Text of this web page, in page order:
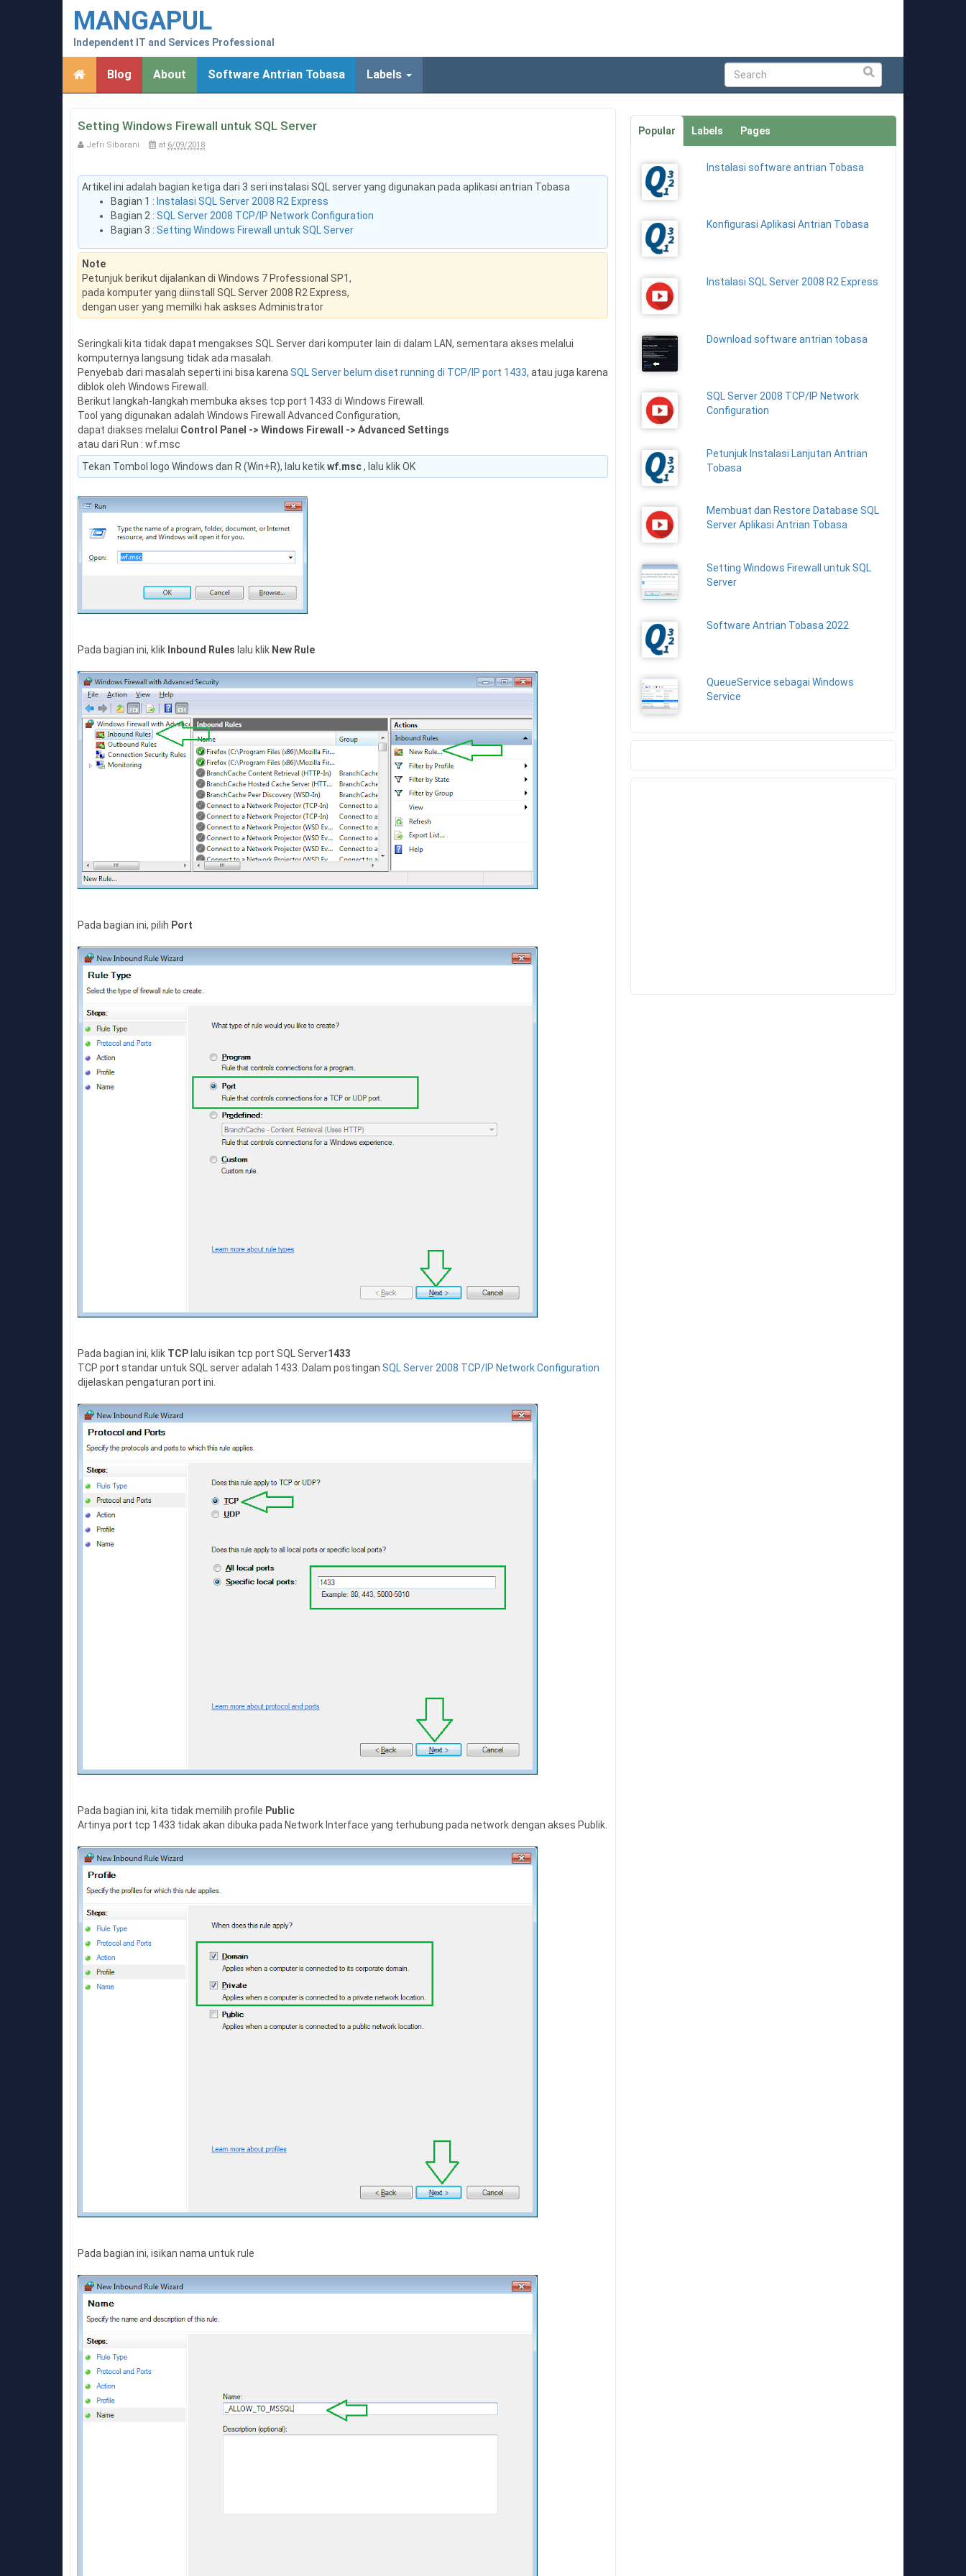
MANGAPUL
Independent IT and Services Professional
Blog About Software Antrian Tobasa Labels Submit
Setting Windows Firewall untuk SQL Server
Jefri Sibarani at 6/09/2018
Artikel ini adalah bagian ketiga dari 3 seri instalasi SQL server yang digunakan pada aplikasi antrian Tobasa
Bagian 1 : Instalasi SQL Server 2008 R2 Express
Bagian 2 : SQL Server 2008 TCP/IP Network Configuration
Bagian 3 : Setting Windows Firewall untuk SQL Server
Note
Petunjuk berikut dijalankan di Windows 7 Professional SP1,
pada komputer yang diinstall SQL Server 2008 R2 Express,
dengan user yang memilki hak askses Administrator
Seringkali kita tidak dapat mengakses SQL Server dari komputer lain di dalam LAN, sementara akses melalui
komputernya langsung tidak ada masalah.
Penyebab dari masalah seperti ini bisa karena SQL Server belum diset running di TCP/IP port 1433, atau juga karena
diblok oleh Windows Firewall.
Berikut langkah-langkah membuka akses tcp port 1433 di Windows Firewall.
Tool yang digunakan adalah Windows Firewall Advanced Configuration,
dapat diakses melalui Control Panel -> Windows Firewall -> Advanced Settings
atau dari Run : wf.msc
Tekan Tombol logo Windows dan R (Win+R), lalu ketikwf.msc, lalu klik OK
Pada bagian ini, klik Inbound Rules lalu klik New Rule
Pada bagian ini, pilih Port
Pada bagian ini, klik TCP lalu isikan tcp port SQL Server1433
TCP port standar untuk SQL server adalah 1433. Dalam postingan SQL Server 2008 TCP/IP Network Configuration
dijelaskan pengaturan port ini.
Pada bagian ini, kita tidak memilih profile Public
Artinya port tcp 1433 tidak akan dibuka pada Network Interface yang terhubung pada network dengan akses Publik.
Pada bagian ini, isikan nama untuk rule
Popular Labels Pages
Instalasi software antrian Tobasa
Konfigurasi Aplikasi Antrian Tobasa
Instalasi SQL Server 2008 R2 Express
Download software antrian tobasa
SQL Server 2008 TCP/IP Network
Configuration
Petunjuk Instalasi Lanjutan Antrian
Tobasa
Membuat dan Restore Database SQL
Server Aplikasi Antrian Tobasa
Setting Windows Firewall untuk SQL
Server
Software Antrian Tobasa 2022
QueueService sebagai Windows
Service